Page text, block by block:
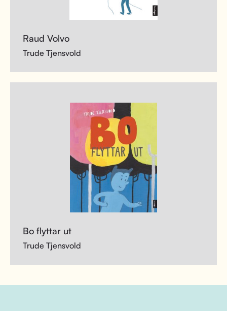
Raud Volvo
Trude Tjensvold
Bo flyttar ut
Trude Tjensvold